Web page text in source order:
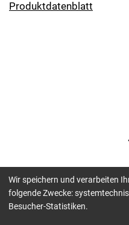
Produktdatenblatt
Unsere
Wir speichern und verarbeiten
folgende Zwecke:
Besucher-Statistiken.